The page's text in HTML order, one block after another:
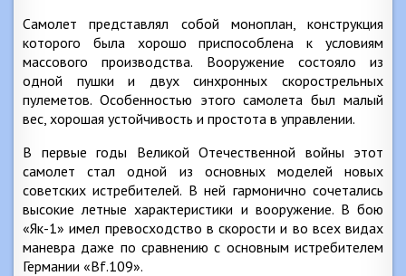
Самолет представлял собой моноплан, конструкция
которого была хорошо приспособлена к условиям
массового производства. Вооружение состояло из
одной пушки и двух синхронных скорострельных
пулеметов. Особенностью этого самолета был малый
вес, хорошая устойчивость и простота в управлении.
В первые годы Великой Отечественной войны этот
самолет стал одной из основных моделей новых
советских истребителей. В ней гармонично сочетались
высокие летные характеристики и вооружение. В бою
«Як-1» имел превосходство в скорости и во всех видах
маневра даже по сравнению с основным истребителем
Германии «Bf.109».